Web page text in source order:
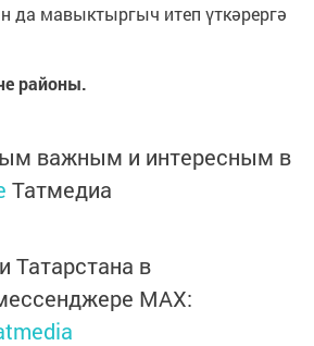
да мавыктыргыч итеп үткәрергә
районы.
важным и интересным в
Татмедиа
Татарстана в
MАХ: